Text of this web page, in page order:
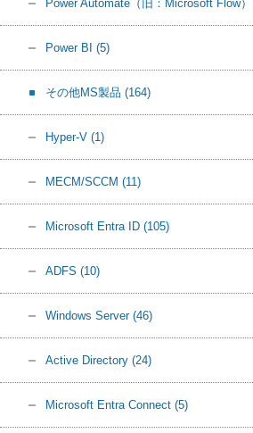
Power Automate（旧：Microsoft Flow）
Power BI (5)
その他MS製品 (164)
Hyper-V (1)
MECM/SCCM (11)
Microsoft Entra ID (105)
ADFS (10)
Windows Server (46)
Active Directory (24)
Microsoft Entra Connect (5)